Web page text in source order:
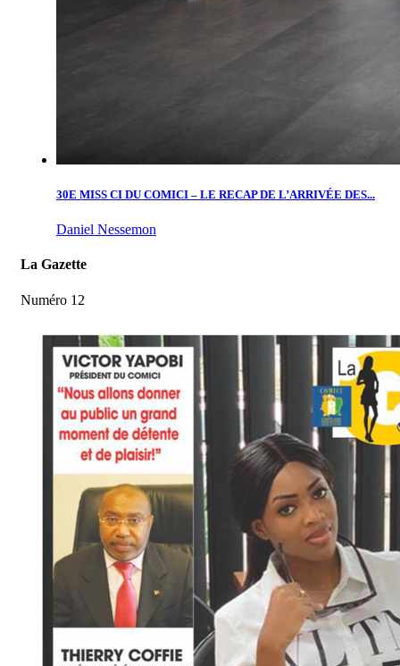
30E MISS CI DU COMICI – LE RECAP DE L’ARRIVÉE DES...
Daniel Nessemon
La Gazette
Numéro 12